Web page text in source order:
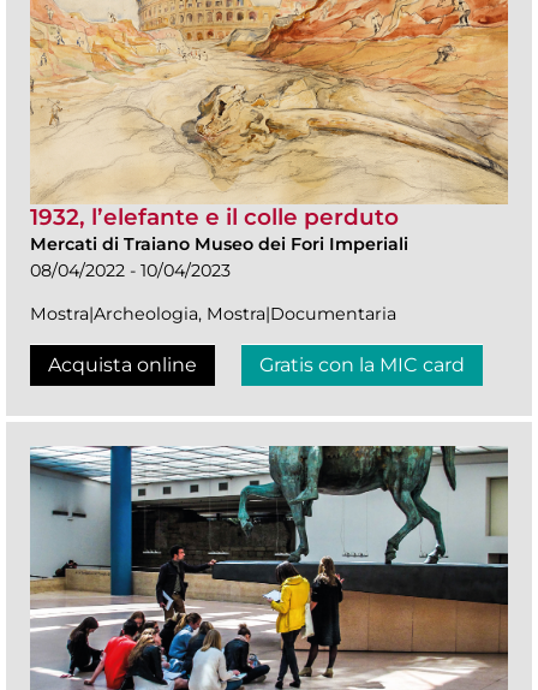
1932, l’elefante e il colle perduto
Mercati di Traiano Museo dei Fori Imperiali
08/04/2022 - 10/04/2023
Mostra|Archeologia, Mostra|Documentaria
Acquista online Gratis con la MIC card